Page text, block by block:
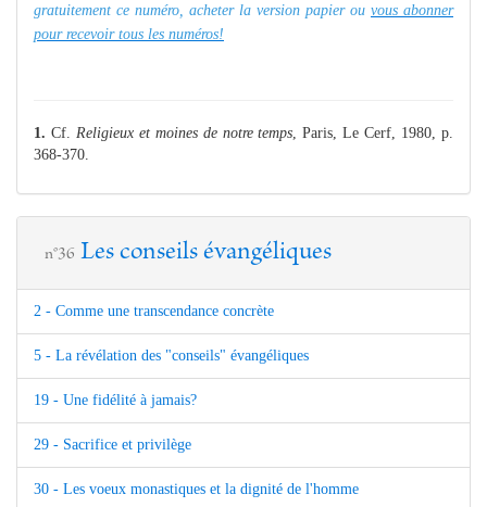
gratuitement ce numéro, acheter la version papier ou vous abonner
pour recevoir tous les numéros!
1. Cf. Religieux et moines de notre temps , Paris, Le Cerf, 1980, p.
368-370.
n°36 Les conseils évangéliques
2 - Comme une transcendance concrète
5 - La révélation des "conseils" évangéliques
19 - Une fidélité à jamais?
29 - Sacrifice et privilège
30 - Les voeux monastiques et la dignité de l'homme